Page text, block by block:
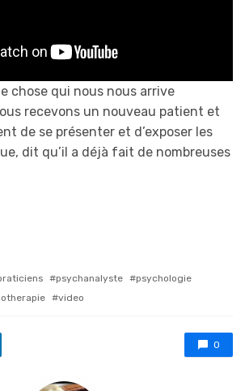
chose qui nous nous arrive
recevons un nouveau patient et
de se présenter et d’exposer les
dit qu’il a déjà fait de nombreuses
psychanalyste
psychologie
video
0